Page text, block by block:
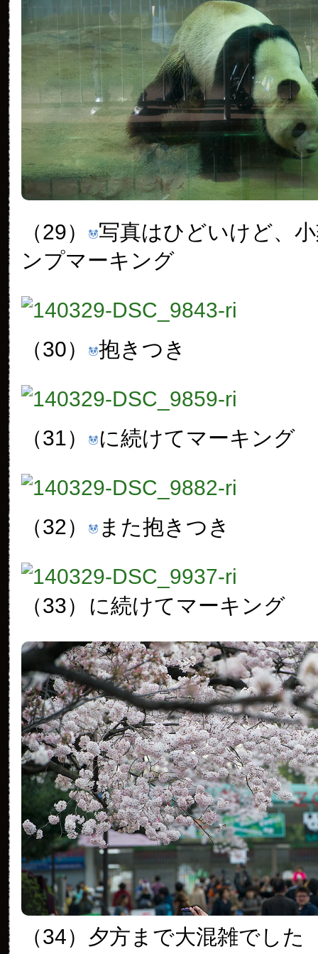
（29）
写真はひどいけど、
ンプマーキング
（30） 抱きつき
（31） に続けてマーキング
（32） また抱きつき
（33） に続けてマーキング
（34）夕方まで大混雑でした